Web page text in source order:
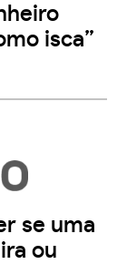
isca”
se uma
ou